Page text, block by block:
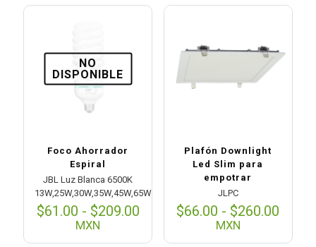
NO
DISPONIBLE
Foco Ahorrador
Espiral
JBL Luz Blanca 6500K
13W,25W,30W,35W,45W,65W
$61.00 - $209.00Rango
precios:
MXN
Plafón Downlight
Led Slim para
empotrar
JLPC
$66.00 - $260.00
MXN